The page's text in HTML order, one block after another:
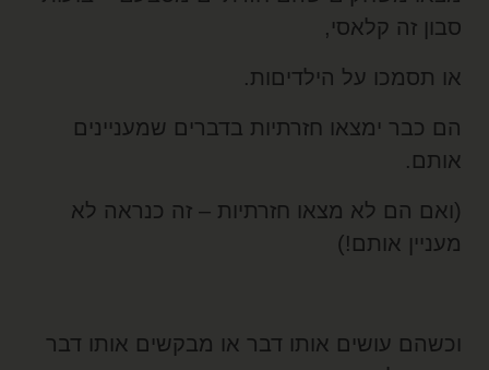
זה קלאסי,
תסמכו על הילדיםות.
כבר ימצאו חזרתיות בדברים שמעניינים
הם לא מצאו חזרתיות – זה כנראה לא
אותם!)
עושים אותו דבר או מבקשים אותו דבר